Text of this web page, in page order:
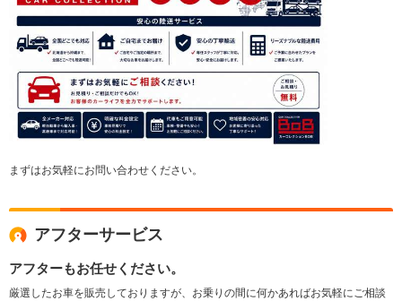
まずはお気軽にお問い合わせください。
アフターサービス
アフターもお任せください。
厳選したお車を販売しておりますが、お乗りの間に何かあればお気軽にご相談